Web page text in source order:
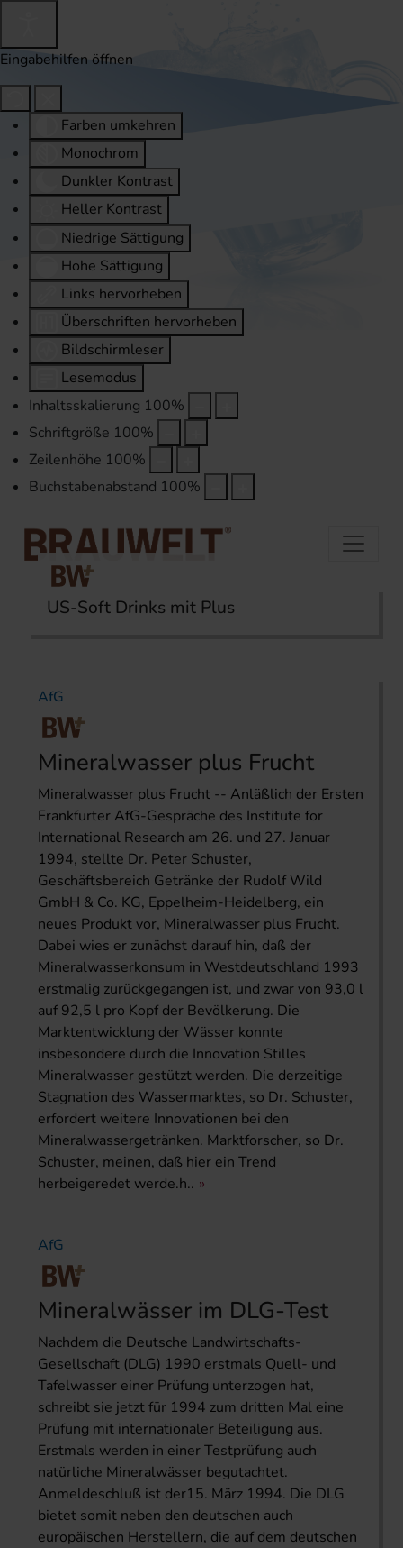
Eingabehilfen öffnen
Farben umkehren
Monochrom
Dunkler Kontrast
Heller Kontrast
Niedrige Sättigung
Hohe Sättigung
Links hervorheben
Überschriften hervorheben
Bildschirmleser
Lesemodus
Inhaltsskalierung 100%
Schriftgröße 100%
Zeilenhöhe 100%
Buchstabenabstand 100%
Startseite Themen AfG
US-Soft Drinks mit Plus
AfG
Mineralwasser plus Frucht
Mineralwasser plus Frucht -- Anläßlich der Ersten
Frankfurter AfG-Gespräche des Institute for
International Research am 26. und 27. Januar
1994, stellte Dr. Peter Schuster,
Geschäftsbereich Getränke der Rudolf Wild
GmbH & Co. KG, Eppelheim-Heidelberg, ein
neues Produkt vor, Mineralwasser plus Frucht.
Dabei wies er zunächst darauf hin, daß der
Mineralwasserkonsum in Westdeutschland 1993
erstmalig zurückgegangen ist, und zwar von 93,0 l
auf 92,5 l pro Kopf der Bevölkerung. Die
Marktentwicklung der Wässer konnte
insbesondere durch die Innovation Stilles
Mineralwasser gestützt werden. Die derzeitige
Stagnation des Wassermarktes, so Dr. Schuster,
erfordert weitere Innovationen bei den
Mineralwassergetränken. Marktforscher, so Dr.
Schuster, meinen, daß hier ein Trend
herbeigeredet werde.h..
AfG
Mineralwässer im DLG-Test
Nachdem die Deutsche Landwirtschafts-
Gesellschaft (DLG) 1990 erstmals Quell- und
Tafelwasser einer Prüfung unterzogen hat,
schreibt sie jetzt für 1994 zum dritten Mal eine
Prüfung mit internationaler Beteiligung aus.
Erstmals werden in einer Testprüfung auch
natürliche Mineralwässer begutachtet.
Anmeldeschluß ist der15. März 1994. Die DLG
bietet somit neben den deutschen auch
europäischen Herstellern, die auf dem deutschen